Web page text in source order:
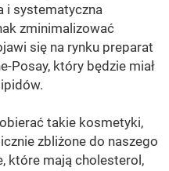
i systematyczna
zminimalizować
się na rynku preparat
Posay, który będzie miał
takie kosmetyki,
zbliżone do naszego
które mają cholesterol,